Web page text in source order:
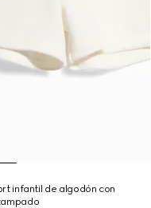
infantil de algodón con